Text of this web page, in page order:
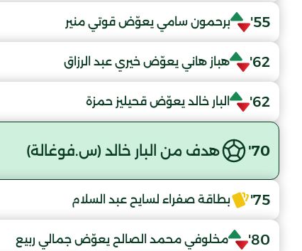
55' برحمون سامي يعوّض قوتي منير
62' هباز هاني يعوّض خيري عبد الرزاق
62' البار خالد يعوّض قحيليز حمزة
70' هدف من البار خالد (س.فوغالة)
75' بطاقة صفراء لسايح عبد السلام
80' مخلوفي محمد الصالح يعوّض جمالي ربيع